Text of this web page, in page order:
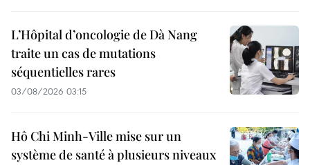
L’Hôpital d’oncologie de Dà Nang
traite un cas de mutations
séquentielles rares
03/08/2026 03:15
Hô Chi Minh-Ville mise sur un
système de santé à plusieurs niveaux